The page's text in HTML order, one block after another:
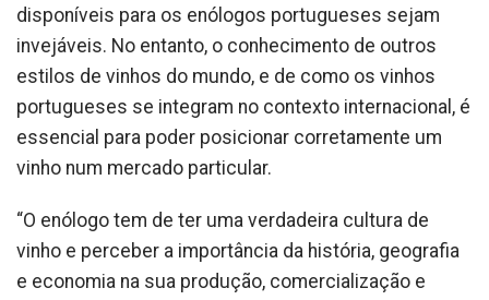
disponíveis para os enólogos portugueses sejam
invejáveis. No entanto, o conhecimento de outros
estilos de vinhos do mundo, e de como os vinhos
portugueses se integram no contexto internacional, é
essencial para poder posicionar corretamente um
vinho num mercado particular.
“O enólogo tem de ter uma verdadeira cultura de
vinho e perceber a importância da história, geografia
e economia na sua produção, comercialização e